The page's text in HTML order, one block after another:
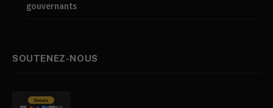
gouvernants
SOUTENEZ-NOUS